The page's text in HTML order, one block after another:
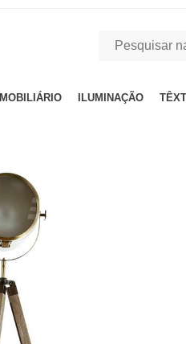
MOBILIÁRIO ILUMINAÇÃO